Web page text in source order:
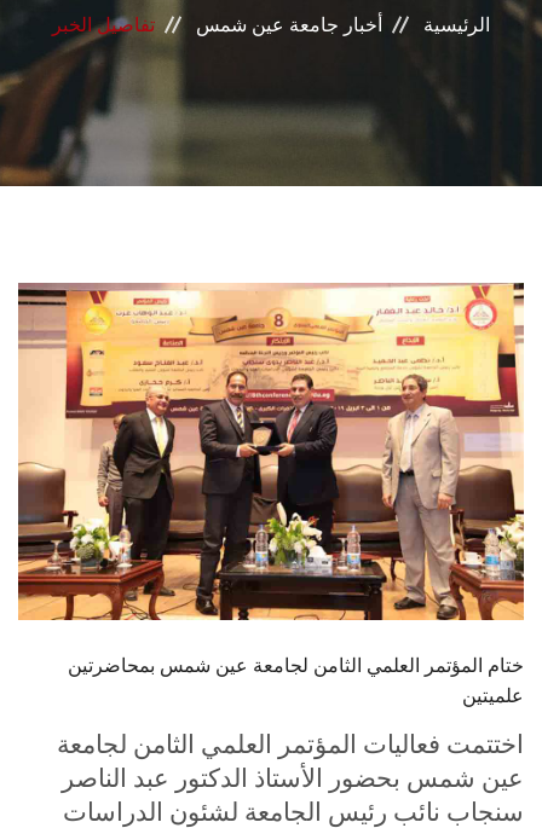
المراكز والوحدات
الأنظمة الذكية
الطلاب
هيئة التدريس
الدراسات العليا
الخريجين
الموظفون
الزائـرون
سجل الان
الرئيسية أخبار جامعة عين شمس تفاصيل الخبر
ختام المؤتمر العلمي الثامن لجامعة عين شمس بمحاضرتين
علميتين
اختتمت فعاليات المؤتمر العلمي الثامن لجامعة
عين شمس بحضور الأستاذ الدكتور عبد الناصر
سنجاب نائب رئيس الجامعة لشئون الدراسات